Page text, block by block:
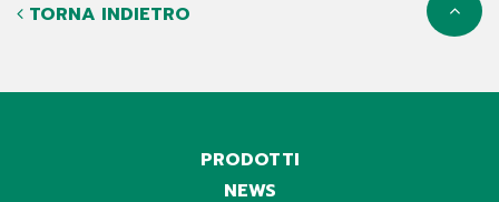
TORNA INDIETRO
PRODOTTI
NEWS